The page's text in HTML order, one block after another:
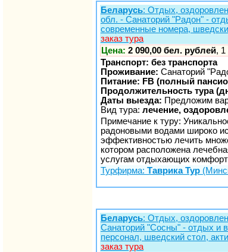
Беларусь: Отдых,
обл. - Санаторий "Радон" -
современные номера,
заказ тура
Цена: 2 090,00 бел. рублей, 1
Транспорт: без транспорта
Проживание: Санаторий
Питание: FB (полный
Продолжительность тура
Даты выезда: Предложим
Вид тура: лечение,
Примечание к туру:
радоновыми водами широко
эффективностью лечить
котором расположена
услугам отдыхающих
Турфирма: Таврика Тур
Беларусь: Отдых,
Санаторий "Сосны" - отдых и
персонал, шведский стол,
заказ тура